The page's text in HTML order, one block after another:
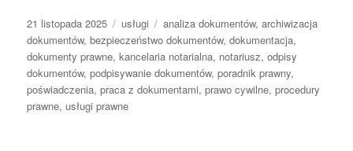
Data
publikacji
21 listopada 2025 Kategorie
usługi Tagi
analiza dokumentów,archiwizacja
dokumentów,bezpieczeństwo dokumentów,dokumentacja,
dokumenty prawne,kancelaria notarialna, notariusz,odpisy
dokumentów,podpisywanie dokumentów,poradnik prawny,
poświadczenia,praca z dokumentami,prawo cywilne,procedury
prawne, usługi prawne